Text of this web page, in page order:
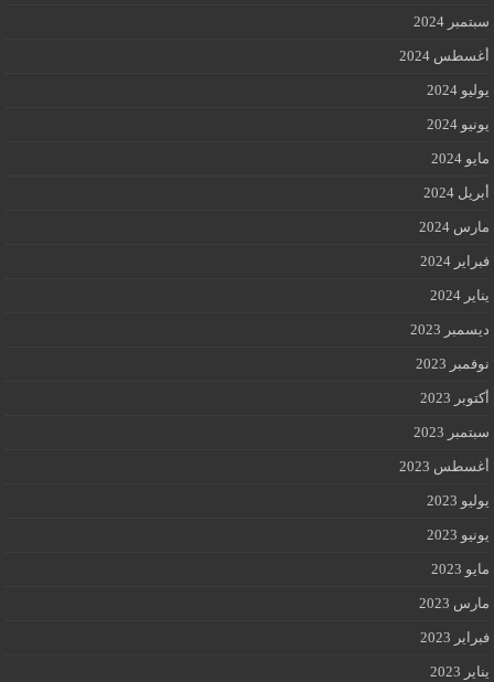
سبتمبر 2024
أغسطس 2024
يوليو 2024
يونيو 2024
مايو 2024
أبريل 2024
مارس 2024
فبراير 2024
يناير 2024
ديسمبر 2023
نوفمبر 2023
أكتوبر 2023
سبتمبر 2023
أغسطس 2023
يوليو 2023
يونيو 2023
مايو 2023
مارس 2023
فبراير 2023
يناير 2023